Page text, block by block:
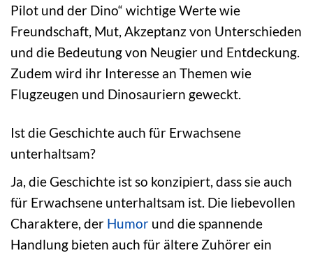
Pilot und der Dino“ wichtige Werte wie
Freundschaft, Mut, Akzeptanz von Unterschieden
und die Bedeutung von Neugier und Entdeckung.
Zudem wird ihr Interesse an Themen wie
Flugzeugen und Dinosauriern geweckt.
Ist die Geschichte auch für Erwachsene
unterhaltsam?
Ja, die Geschichte ist so konzipiert, dass sie auch
für Erwachsene unterhaltsam ist. Die liebevollen
Charaktere, der Humor und die spannende
Handlung bieten auch für ältere Zuhörer ein